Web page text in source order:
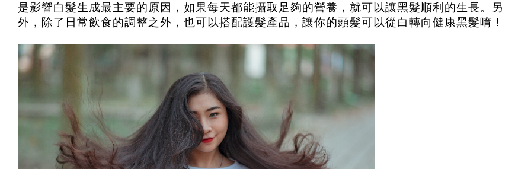
是影響白髮生成最主要的原因，如果每天都能攝取足夠的營養，就可以讓黑髮順利的生長。另
外，除了日常飲食的調整之外，也可以搭配護髮產品，讓你的頭髮可以從白轉向健康黑髮唷！